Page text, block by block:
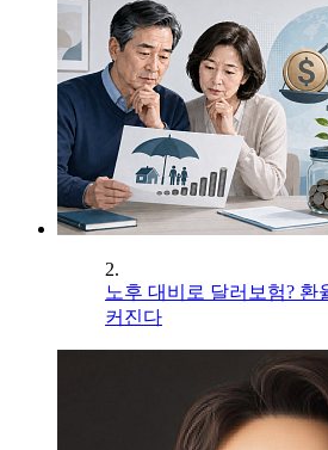
2.
노후 대비로 달러보험? 환
커진다